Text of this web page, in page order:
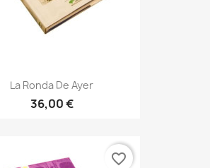
La Ronda De Ayer
36,00 €
favorite_border